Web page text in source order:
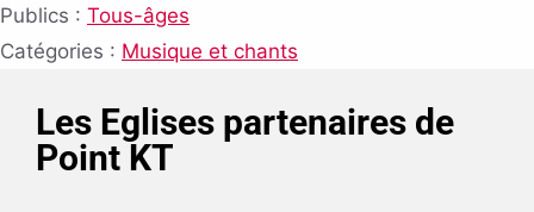
Publics : Tous-âges
Catégories : Musique et chants
Les Eglises partenaires de
Point KT